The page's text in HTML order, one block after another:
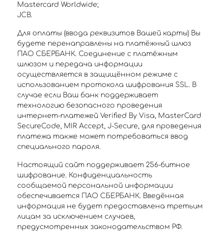
Mastercard Worldwide;
JCB.
Для оплаты (ввода реквизитов Вашей карты) Вы
будете перенаправлены на платёжный шлюз
ПАО СБЕРБАНК. Соединение с платёжным
шлюзом и передача информации
осуществляется в защищённом режиме с
использованием протокола шифрования SSL. В
случае если Ваш банк поддерживает
технологию безопасного проведения
интернет-платежей Verified By Visa, MasterCard
SecureCode, MIR Accept, J-Secure, для проведения
платежа также может потребоваться ввод
специального пароля.
Настоящий сайт поддерживает 256-битное
шифрование. Конфиденциальность
сообщаемой персональной информации
обеспечивается ПАО СБЕРБАНК. Введённая
информация не будет предоставлена третьим
лицам за исключением случаев,
предусмотренных законодательством РФ.